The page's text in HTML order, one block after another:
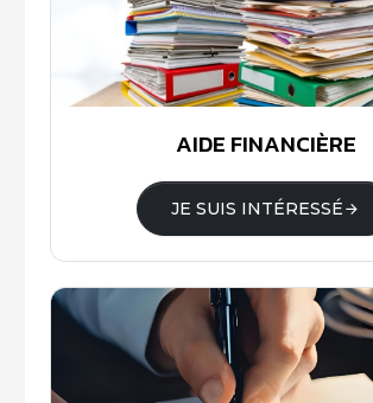
AIDE FINANCIÈRE
JE SUIS INTÉRESSÉ